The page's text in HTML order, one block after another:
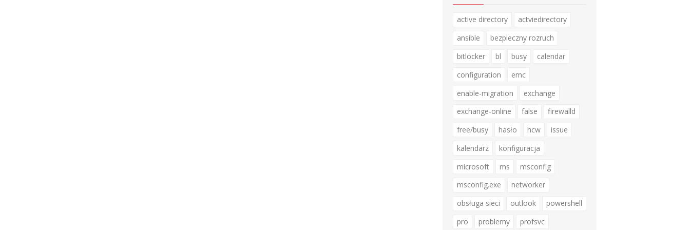
active directory
actviedirectory
ansible
bezpieczny rozruch
bitlocker
bl busy
calendar
configuration
emc
enable-migration
exchange
exchange-online
false
firewalld
free/busy
hasło hcw
issue
kalendarz
konfiguracja
microsoft
ms
msconfig
msconfig.exe
networker
obsługa sieci
outlook
powershell
pro
problemy profsvc